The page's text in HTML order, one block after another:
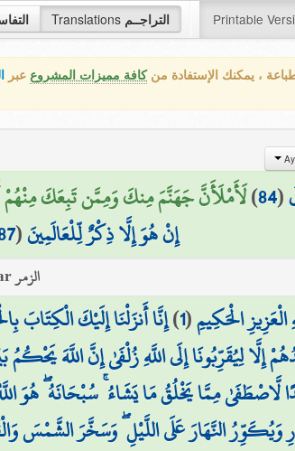
Translations التراجــم Printable
، يمكنك الإستفادة منكافة مميزات المشروع عبر
(
84
)لَأَمْلَأَنَّ جَهَنَّمَ مِنكَ وَمِمَّن تَبِعَكَ مِنْهُمْ
إِنْ هُوَ إِلَّا ذِكْرٌ لِّلْعَالَمِينَ(
الزمر Az-Zumar
الْحَكِيمِ(
1
)إِنَّا أَنزَلْنَا إِلَيْكَ الْكِتَابَ
إِلَّا لِيُقَرِّبُونَا إِلَى اللَّهِ زُلْفَىٰ إِنَّ اللَّهَ
لَّاصْطَفَىٰ مِمَّا يَخْلُقُ مَا يَشَاءُ ۚ سُبْحَانَهُ ۖ هُوَ
وَيُكَوِّرُ النَّهَارَ عَلَى اللَّيْلِ ۖ وَسَخَّرَ الشَّمْسَ